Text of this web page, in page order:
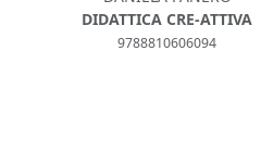
DIDATTICA CRE-ATTIVA
9788810606094